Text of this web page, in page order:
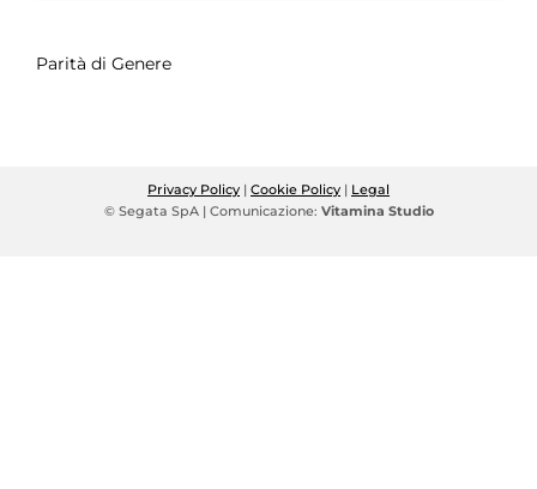
Parità di Genere
Privacy Policy | Cookie Policy | Legal
© Segata SpA | Comunicazione: Vitamina Studio